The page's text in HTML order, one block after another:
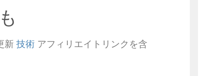
新 技術 アフィリエイトリンクを含